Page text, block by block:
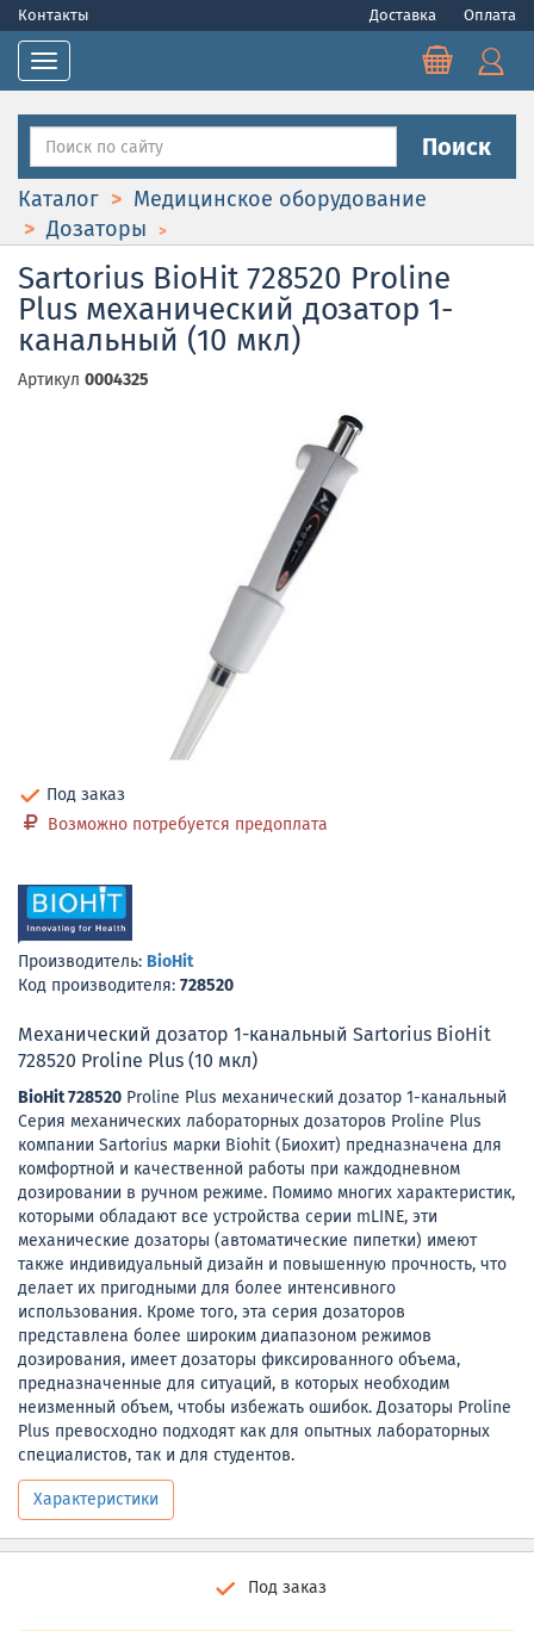
Контакты Доставка Оплата
Toggle navigation
Поиск
Каталог
Медицинское оборудование
Дозаторы
Sartorius BioHit 728520 Proline
Plus механический дозатор 1-
канальный (10 мкл)
Артикул 0004325
Под заказ
Возможно потребуется предоплата
Производитель: BioHit
Код производителя: 728520
Механический дозатор 1-канальный Sartorius BioHit
728520 Proline Plus (10 мкл)
BioHit 728520 Proline Plus механический дозатор 1-канальный
Серия механических лабораторных дозаторов Proline Plus
компании Sartorius марки Biohit (Биохит) предназначена для
комфортной и качественной работы при каждодневном
дозировании в ручном режиме. Помимо многих характеристик,
которыми обладают все устройства серии mLINE, эти
механические дозаторы (автоматические пипетки) имеют
также индивидуальный дизайн и повышенную прочность, что
делает их пригодными для более интенсивного
использования. Кроме того, эта серия дозаторов
представлена более широким диапазоном режимов
дозирования, имеет дозаторы фиксированного объема,
предназначенные для ситуаций, в которых необходим
неизменный объем, чтобы избежать ошибок. Дозаторы Proline
Plus превосходно подходят как для опытных лабораторных
специалистов, так и для студентов.
Характеристики
Под заказ